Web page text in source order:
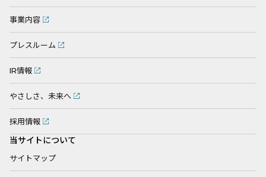
事業内容
プレスルーム
IR情報
やさしさ、未来へ
採用情報
当サイトについて
サイトマップ